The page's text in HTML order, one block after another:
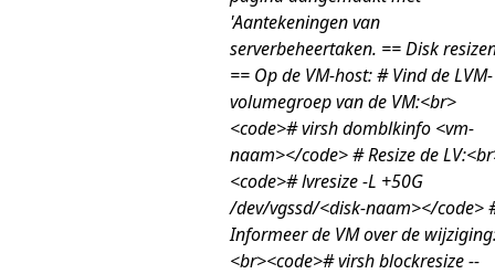
'Aantekeningen van
serverbeheertaken. == Disk
== Op de VM-host: # Vind de LVM-
volumegroep van de VM:<br>
<code># virsh domblkinfo <vm-
naam></code> # Resize de
<code># lvresize -L +50G
/dev/vgssd/<disk-naam></code>
Informeer de VM over de
<br><code># virsh blockresize --